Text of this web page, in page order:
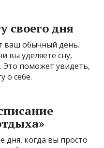
своего дня
ваш обычный день.
вы уделяете сну,
Это поможет увидеть,
о себе.
дня, когда вы просто